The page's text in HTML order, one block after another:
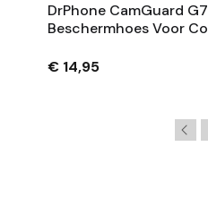
DrPhone CamGuard
Beschermhoes Voor
€ 14,95